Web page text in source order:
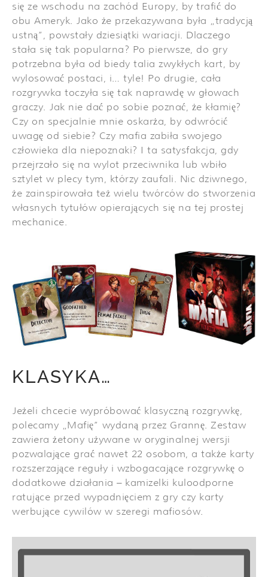
się ze wschodu na zachód Europy, by trafić do
obu Ameryk. Jako że przekazywana była „tradycją
ustną”, powstały dziesiątki wariacji. Dlaczego
stała się tak popularna? Po pierwsze, do gry
potrzebna była od biedy talia zwykłych kart, by
wylosować postaci, i… tyle! Po drugie, cała
rozgrywka toczyła się tak naprawdę w głowach
graczy. Jak nie dać po sobie poznać, że kłamię?
Czy on specjalnie mnie oskarża, by odwrócić
uwagę od siebie? Czy mafia zabiła swojego
człowieka dla niepoznaki? I ta satysfakcja, gdy
przejrzało się na wylot przeciwnika lub wbiło
sztylet w plecy tym, którzy zaufali. Nic dziwnego,
że zainspirowała też wielu twórców do stworzenia
własnych tytułów opierających się na tej prostej
mechanice.
KLASYKA…
Jeżeli chcecie wypróbować klasyczną rozgrywkę,
polecamy „Mafię” wydaną przez Grannę. Zestaw
zawiera żetony używane w oryginalnej wersji
pozwalające grać nawet 22 osobom, a także karty
rozszerzające reguły i wzbogacające rozgrywkę o
dodatkowe działania – kamizelki kuloodporne
ratujące przed wypadnięciem z gry czy karty
werbujące cywilów w szeregi mafiosów.